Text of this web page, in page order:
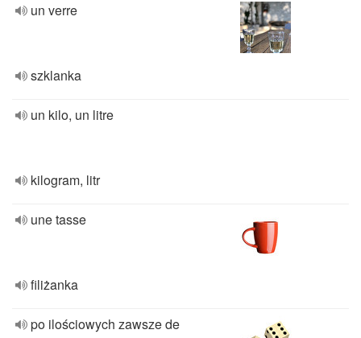
un verre
szklanka
un kilo, un litre
kilogram, litr
une tasse
filiżanka
po ilościowych zawsze de